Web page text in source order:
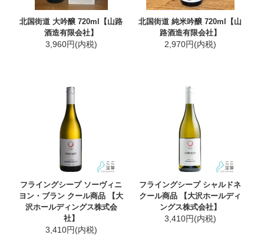
北国街道 大吟醸 720ml【山路
酒造有限会社】
3,960円(内税)
北国街道 純米吟醸 720ml【山
路酒造有限会社】
2,970円(内税)
フライングシープ ソーヴィニ
ヨン・ブラン クール商品 【大
沢ホールディングス株式会
社】
3,410円(内税)
フライングシープ シャルドネ
クール商品 【大沢ホールディ
ングス株式会社】
3,410円(内税)